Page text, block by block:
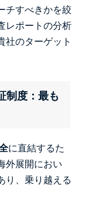
チすべきかを絞
レポートの分析
社のターゲット
制度：最も
に直結するた
外展開におい
り、乗り越える